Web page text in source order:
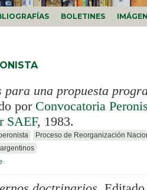
BOLETINES
para una propuesta
por Convocatoria
SAEF, 1983.
Proceso de Reorganización